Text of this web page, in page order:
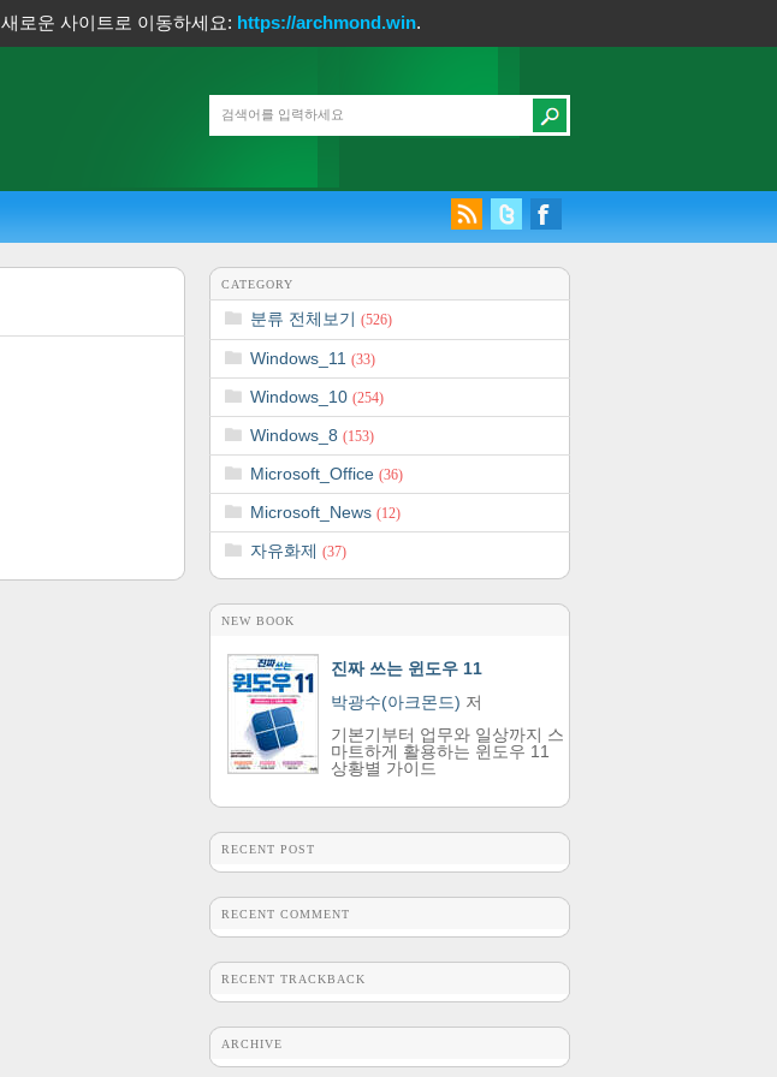
새로운 사이트로 이동하세요: https://archmond.win.
CATEGORY
분류 전체보기 (526)
Windows_11 (33)
Windows_10 (254)
Windows_8 (153)
Microsoft_Office (36)
Microsoft_News (12)
자유화제 (37)
NEW BOOK
진짜 쓰는 윈도우 11
박광수(아크몬드) 저
기본기부터 업무와 일상까지 스
마트하게 활용하는 윈도우 11
상황별 가이드
RECENT POST
RECENT COMMENT
RECENT TRACKBACK
ARCHIVE